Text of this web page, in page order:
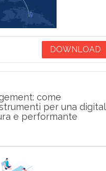
DOWNLOAD
come
per una digital
e performante